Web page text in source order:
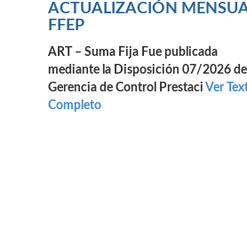
ACTUALIZACIÓN
FFEP
ART – Suma Fija Fue publicada
mediante la Disposición 07/2026 de
Gerencia de Control Prestaci Ver
Completo